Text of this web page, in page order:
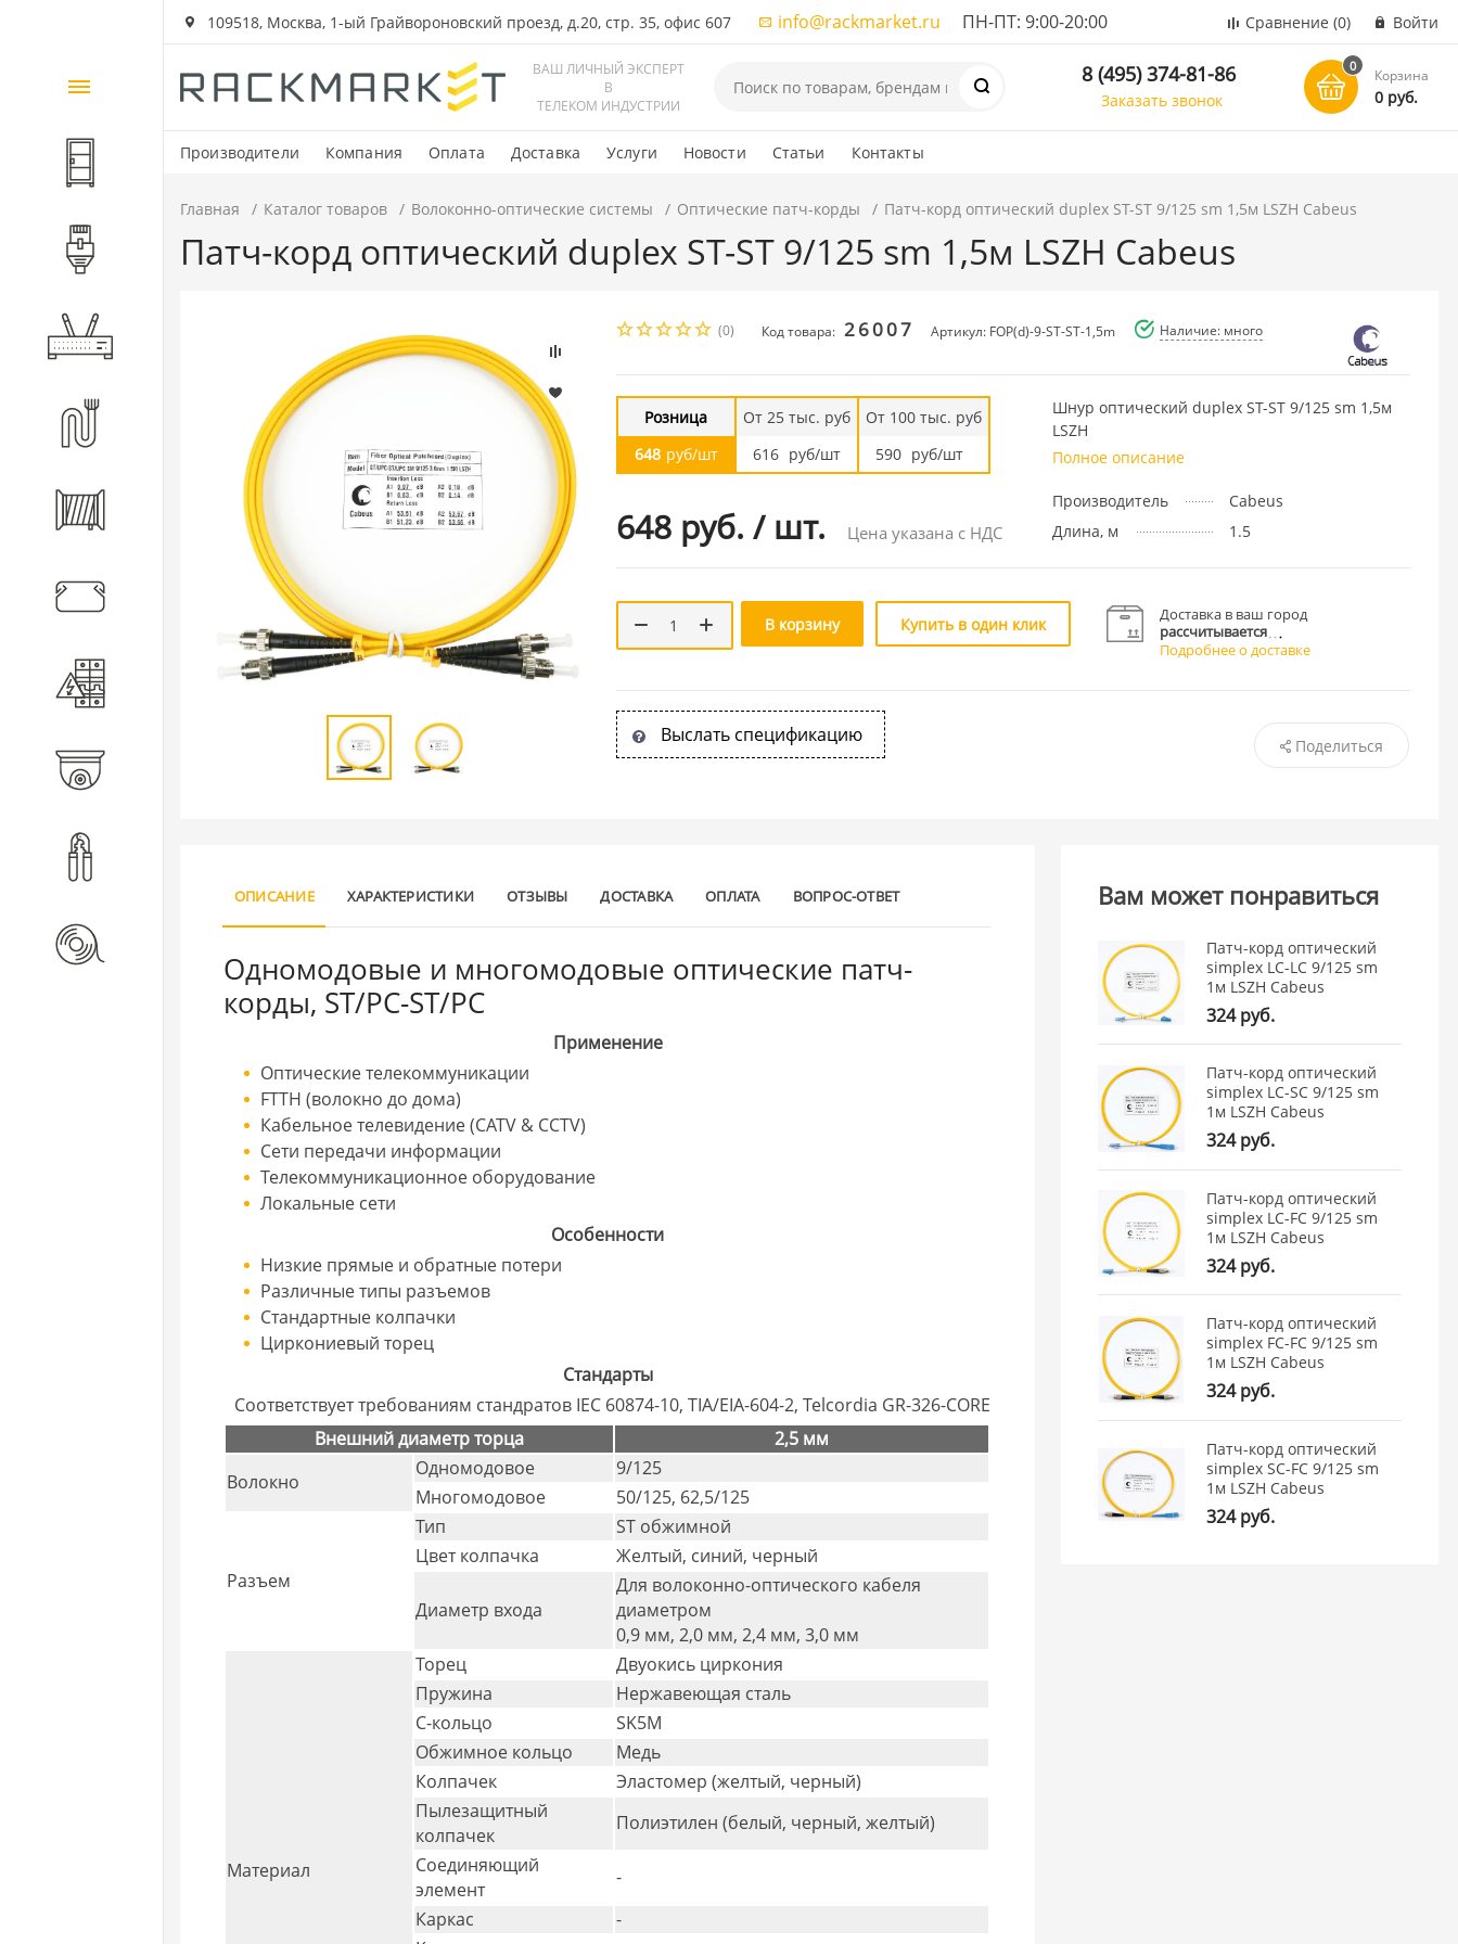
109518, Москва, 1-ый Грайвороновский проезд, д.20, стр. 35, офис 607 info@rackmarket.ru ПН-ПТ: 9:00-20:00 Сравнение (0) Войти
ВАШ ЛИЧНЫЙ ЭКСПЕРТ
В
ТЕЛЕКОМ ИНДУСТРИИ
8 (495) 374-81-86
Заказать звонок
0
Корзина
0 руб.
Производители Компания Оплата Доставка Услуги Новости Статьи Контакты
Каталог
товаров
Шкафы и стойки
Компоненты СКС
Волоконно-оптические
Кабеленесущие системы
Электротехническое
Главная Каталог товаров Волоконно-оптические системы Оптические патч-корды Патч-корд оптический duplex ST-ST 9/125 sm 1,5м LSZH Cabeus
Патч-корд оптический duplex ST-ST 9/125 sm 1,5м LSZH Cabeus
(0) Код товара: 26007 Артикул: FOP(d)-9-ST-ST-1,5m Наличие: много
Розница
648 руб/шт
От 25 тыс. руб
616 руб/шт
От 100 тыс. руб
590 руб/шт
648 руб. / шт. Цена указана с НДС
Шнур оптический duplex ST-ST 9/125 sm 1,5м
LSZH
Полное описание
Производитель
Cabeus
Длина, м
1.5
В корзину Купить в один клик
Доставка в ваш город
рассчитывается
Подробнее о доставке
Выслать спецификацию Поделиться
ОПИСАНИЕ ХАРАКТЕРИСТИКИ ОТЗЫВЫ ДОСТАВКА ОПЛАТА ВОПРОС-ОТВЕТ
Одномодовые и многомодовые оптические патч-
корды, ST/PC-ST/PC
Применение
Оптические телекоммуникации
FTTH (волокно до дома)
Кабельное телевидение (CATV & CCTV)
Сети передачи информации
Телекоммуникационное оборудование
Локальные сети
Особенности
Низкие прямые и обратные потери
Различные типы разъемов
Стандартные колпачки
Циркониевый торец
Стандарты
Соответствует требованиям стандратов IEC 60874-10, TIA/EIA-604-2, Telcordia GR-326-CORE
Внешний диаметр торца
2,5 мм
Волокно
Одномодовое
9/125
Многомодовое
50/125, 62,5/125
Разъем
Тип
ST обжимной
Цвет колпачка
Желтый, синий, черный
Диаметр входа
Для волоконно-оптического кабеля
диаметром
0,9 мм, 2,0 мм, 2,4 мм, 3,0 мм
Материал
Торец
Двуокись циркония
Пружина
Нержавеющая сталь
С-кольцо
SK5M
Обжимное кольцо
Медь
Колпачек
Эластомер (желтый, черный)
Пылезащитный
колпачек
Полиэтилен (белый, черный, желтый)
Соединяющий
элемент
-
Каркас
-
Вам может понравиться
Патч-корд оптический
simplex LC-LC 9/125 sm
1м LSZH Cabeus
324 руб.
Патч-корд оптический
simplex LC-SC 9/125 sm
1м LSZH Cabeus
324 руб.
Патч-корд оптический
simplex LC-FC 9/125 sm
1м LSZH Cabeus
324 руб.
Патч-корд оптический
simplex FC-FC 9/125 sm
1м LSZH Cabeus
324 руб.
Патч-корд оптический
simplex SC-FC 9/125 sm
1м LSZH Cabeus
324 руб.